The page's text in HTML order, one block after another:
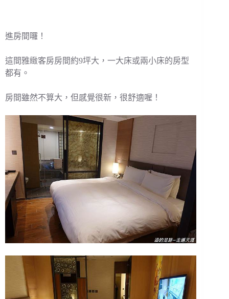
進房間囉！
這間雅緻客房房間約9坪大，一大床或兩小床的房型
都有。
房間雖然不算大，但感覺很新，很舒適喔！